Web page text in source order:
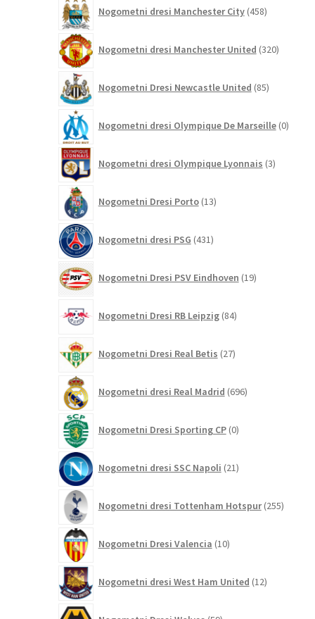
Nogometni dresi Manchester City 458izdelkov
Nogometni dresi Manchester United 320izdelkov
Nogometni Dresi Newcastle United 85izdelkov
Nogometni dresi Olympique De Marseille 0
Nogometni dresi Olympique Lyonnais 3izdelki
Nogometni Dresi Porto 13izdelkov
Nogometni dresi PSG 431izdelkov
Nogometni Dresi PSV Eindhoven 19izdelkov
Nogometni Dresi RB Leipzig 84izdelkov
Nogometni Dresi Real Betis 27izdelkov
Nogometni dresi Real Madrid 696izdelkov
Nogometni Dresi Sporting CP 0izdelkov
Nogometni dresi SSC Napoli 21izdelkov
Nogometni dresi Tottenham Hotspur 255
Nogometni Dresi Valencia 10izdelkov
Nogometni dresi West Ham United 12izdelkov